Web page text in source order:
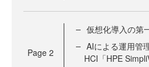
Page 2
仮想化導入の第
AIによる運用管
HCI「HPE